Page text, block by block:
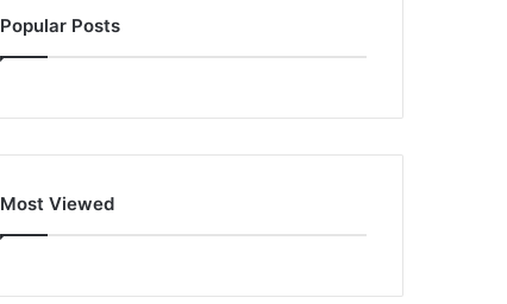
Popular Posts
Most Viewed